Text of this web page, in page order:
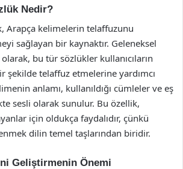
Nedir?
Arapça kelimelerin telaffuzunu
sağlayan bir kaynaktır. Geleneksel
bu tür sözlükler kullanıcıların
şekilde telaffuz etmelerine yardımcı
anlamı, kullanıldığı cümleler ve eş
sesli olarak sunulur. Bu özellik,
için oldukça faydalıdır, çünkü
dilin temel taşlarından biridir.
Geliştirmenin Önemi